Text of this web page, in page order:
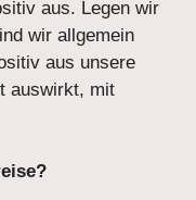
aus. Legen wir
wir allgemein
aus unsere
auswirkt, mit